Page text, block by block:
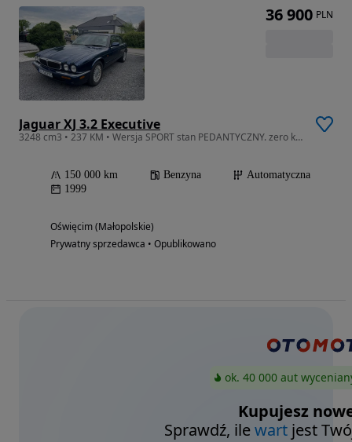
Jaguar XJ 3.2 Executive
3248 cm3 • 237 KM • Wersja SPORT stan PEDANTYCZNY. zero korozji. mechanicznie PERFEKCYJNY
150 000 km Benzyna
Automatyczna
1999
Oświęcim (Małopolskie)
Prywatny sprzedawca • Opublikowano
36 900 PLN
ok. 40 000 aut
Kupujesz
Sprawdź, ilewart jest